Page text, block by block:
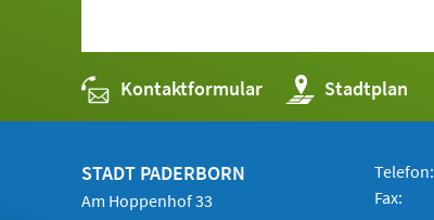
Kontaktformular Stadtplan
(Öffnet
in
einem
STADT PADERBORN
Am Hoppenhof 33
Telefon:
Fax: